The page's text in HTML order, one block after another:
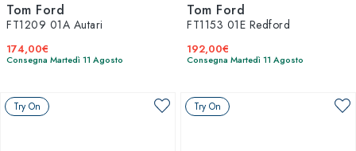
Tom Ford
FT1209 01A Autari
174,00€
Consegna Martedì 11 Agosto
Tom Ford
FT1153 01E Redford
192,00€
Consegna Martedì 11 Agosto
Try On Try On